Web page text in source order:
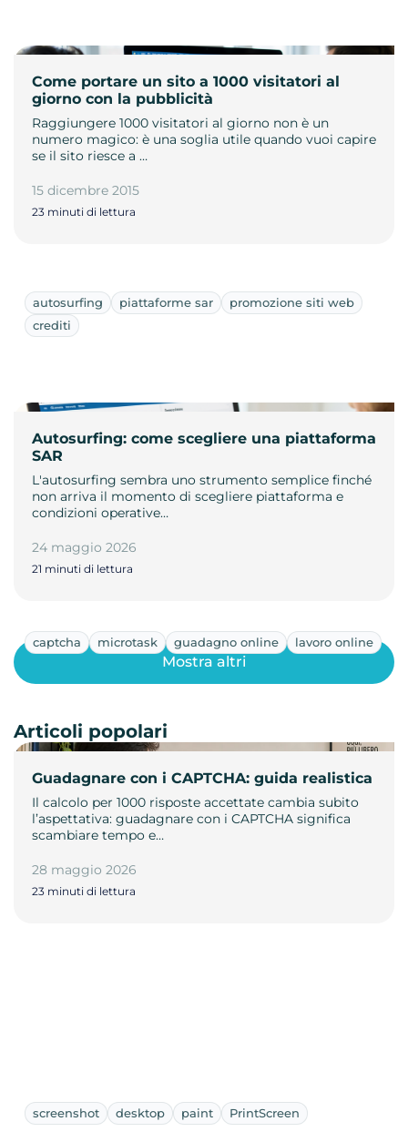
Come portare un sito a 1000 visitatori al
giorno con la pubblicità
Raggiungere 1000 visitatori al giorno non è un
numero magico: è una soglia utile quando vuoi capire
se il sito riesce a …
15 dicembre 2015
23 minuti di lettura
autosurfing piattaforme sar
promozione siti web
crediti
Autosurfing: come scegliere una piattaforma
SAR
L'autosurfing sembra uno strumento semplice finché
non arriva il momento di scegliere piattaforma e
condizioni operative…
24 maggio 2026
21 minuti di lettura
captcha microtask guadagno online lavoro online
Guadagnare con i CAPTCHA: guida realistica
Il calcolo per 1000 risposte accettate cambia subito
l’aspettativa: guadagnare con i CAPTCHA significa
scambiare tempo e…
28 maggio 2026
23 minuti di lettura
Mostra altri
Articoli popolari
screenshot desktop paint PrintScreen